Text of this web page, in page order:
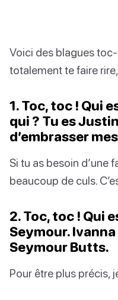
Voici des blagues
totalement te faire
1. Toc, toc ! Qui
qui ? Tu es
d’embrasser
Si tu as besoin d’une
beaucoup de culs.
2. Toc, toc ! Qui
Seymour.
Seymour Butts.
Pour être plus précis,